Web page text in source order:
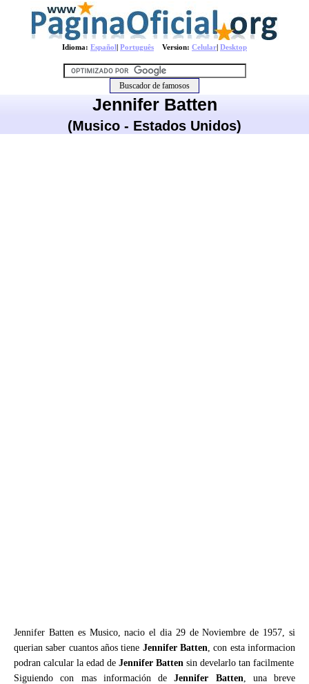
Idioma: Español| Português Version: Celular| Desktop
Jennifer Batten
(Musico - Estados Unidos)
Jennifer Batten es Musico, nacio el dia 29 de Noviembre de 1957, si
querian saber cuantos años tiene Jennifer Batten, con esta informacion
podran calcular la edad de Jennifer Batten sin develarlo tan facilmente
Siguiendo con mas información deJennifer Batten, una breve